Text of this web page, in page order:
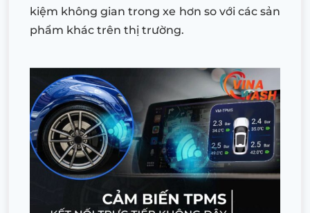
kiệm không gian trong xe hơn so với các sản
phẩm khác trên thị trường.